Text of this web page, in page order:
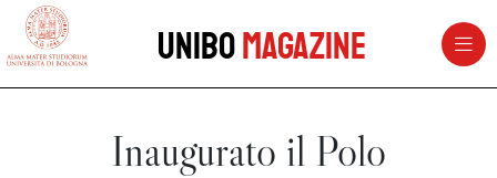
vai al contenuto della pagina
UniboMagazine
Inaugurato il Polo